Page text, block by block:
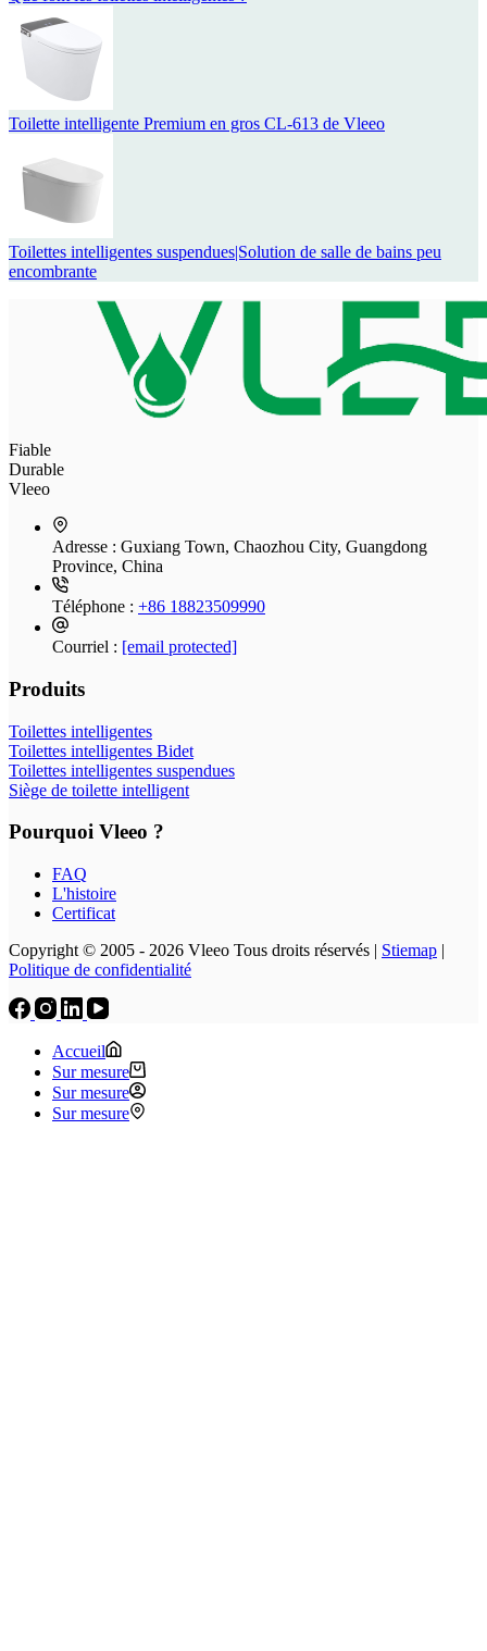
Toilette intelligente Premium en gros CL-613 de Vleeo
Toilettes intelligentes suspendues|Solution de salle de bains peu
encombrante
Fiable
Durable
Vleeo
Adresse : Guxiang Town, Chaozhou City, Guangdong
Province, China
Téléphone : +86 18823509990
Courriel : [email protected]
Produits
Toilettes intelligentes
Toilettes intelligentes Bidet
Toilettes intelligentes suspendues
Siège de toilette intelligent
Pourquoi Vleeo ?
FAQ
L'histoire
Certificat
Copyright © 2005 - 2026 Vleeo Tous droits réservés | Stiemap |
Politique de confidentialité
Accueil
Sur mesure
Sur mesure
Sur mesure